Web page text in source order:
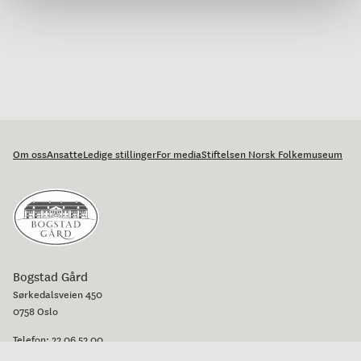
Om ossAnsatteLedige stillingerFor mediaStiftelsen Norsk Folkemuseum
Bogstad Gård
Sørkedalsveien 450
0758 Oslo
Telefon: 22 06 52 00